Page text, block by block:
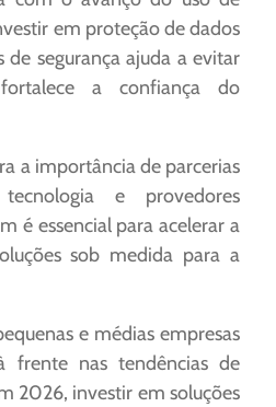
em proteção de dados
de segurança ajuda a evitar
a confiança do
a importância de parcerias
e provedores
é essencial para acelerar a
sob medida para a
e médias empresas
frente nas tendências de
2026, investir em soluções